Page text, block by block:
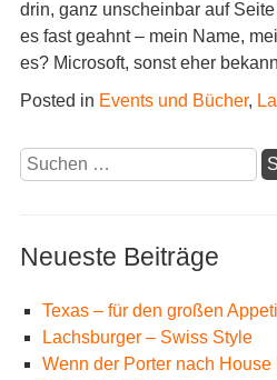
drin, ganz unscheinbar auf
es fast geahnt – mein Name,
es? Microsoft, sonst eher
Posted in Events und Bücher,
Suchen
nach:
Neueste Beiträge
Texas – für den großen
Lachsburger – Swiss Style
Wenn der Porter nach House